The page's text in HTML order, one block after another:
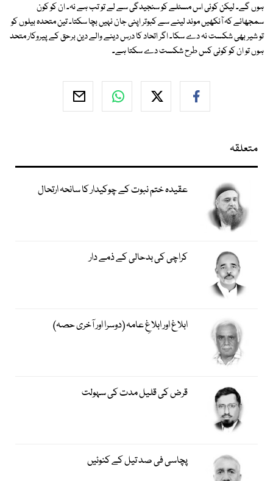
ہوں گے۔ لیکن کوئی اس مسئلے کو سنجیدگی سے لے تو تب ہے نہ۔ ان کو کون
سمجھائے کہ آنکھیں موند لینے سے کبوتر اپنی جان نہیں بچا سکتا۔ تین متحدہ بیلوں کو
تو شیر بھی شکست نہ دے سکا۔ اگر اتحاد کا درس دینے والے دین برحق کے پیروکار متحد
ہوں تو ان کو کوئی کس طرح شکست دے سکتا ہے۔
متعلقہ
عقیدہ ختم نبوت کے چوکیدار کا سانحہ ارتحال
کراچی کی بدحالی کے ذمے دار
ابلاغ اور ابلاغِ عامہ (دوسرا اور آخری حصہ)
قرض کی قلیل مدت کی سہولت
پچاسی فی صد تیل کے کنوئیں